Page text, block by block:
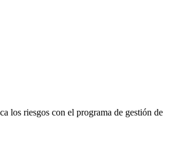
los riesgos con el programa de gestión de